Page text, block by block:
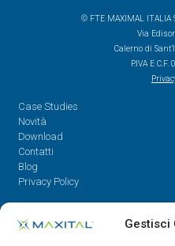
Gestisci
© FTE MAXIMAL
Via
Calerno di
P.IVA E
Case Studies
Novità
Download
Contatti
Blog
Privacy Policy
Contatti